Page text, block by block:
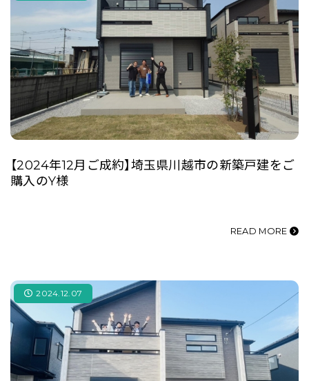
【2024年12月ご成約】埼玉県川越市の新築戸建をご
購入のY様
READ MORE
2024.12.07